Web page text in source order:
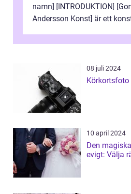
namn] [INTRODUKTION]
Andersson Konst] är ett
och sälj...
08 juli 2024
10 april 2024
Den
evigt: Välja